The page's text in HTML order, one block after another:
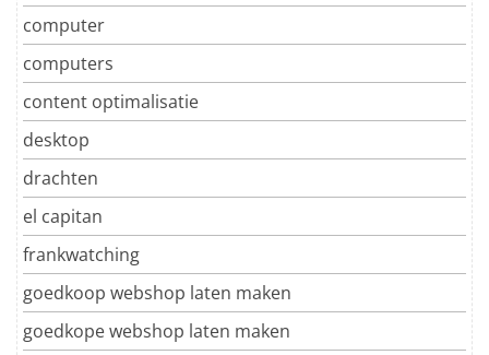
computer
computers
content optimalisatie
desktop
drachten
el capitan
frankwatching
goedkoop webshop laten maken
goedkope webshop laten maken